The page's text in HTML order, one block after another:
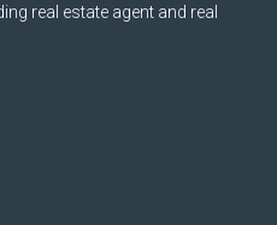
real estate agent and real